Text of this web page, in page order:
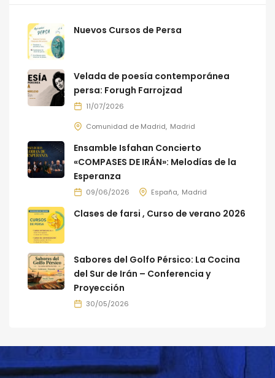
Nuevos Cursos de Persa
Velada de poesía contemporánea
persa: Forugh Farrojzad
11/07/2026
Comunidad de Madrid Madrid
Ensamble Isfahan Concierto
«COMPASES DE IRÁN»: Melodías de la
Esperanza
09/06/2026 España Madrid
Clases de farsi , Curso de verano 2026
Sabores del Golfo Pérsico: La Cocina
del Sur de Irán – Conferencia y
Proyección
30/05/2026